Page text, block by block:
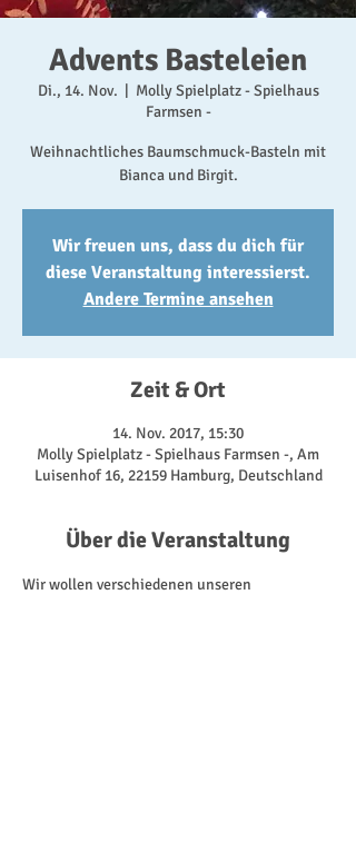
Advents Basteleien
Di., 14. Nov.
Molly Spielplatz - Spielhaus
Farmsen -
Weihnachtliches Baumschmuck-Basteln mit
Bianca und Birgit.
Wir freuen uns, dass du dich für
diese Veranstaltung interessierst.
Andere Termine ansehen
Zeit & Ort
14. Nov. 2017, 15:30
Molly Spielplatz - Spielhaus Farmsen -, Am
Luisenhof 16, 22159 Hamburg, Deutschland
Über die Veranstaltung
Wir wollen verschiedenen unseren